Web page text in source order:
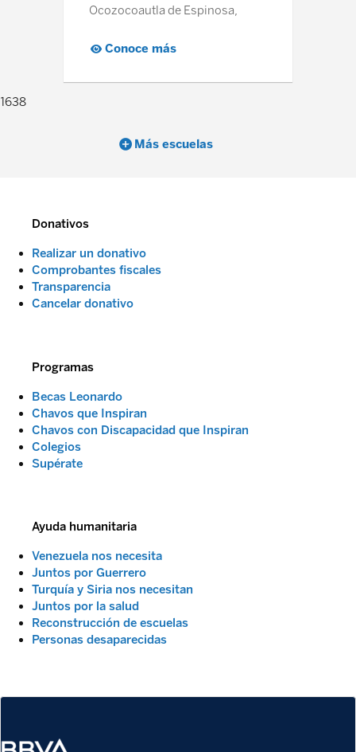
Ocozocoautla de Espinosa,
Conoce más
1638
Más escuelas
Donativos
Realizar un donativo
Comprobantes fiscales
Transparencia
Cancelar donativo
Programas
Becas Leonardo
Chavos que Inspiran
Chavos con Discapacidad que Inspiran
Colegios
Supérate
Ayuda humanitaria
Venezuela nos necesita
Juntos por Guerrero
Turquía y Siria nos necesitan
Juntos por la salud
Reconstrucción de escuelas
Personas desaparecidas